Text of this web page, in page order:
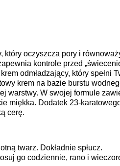
który oczyszcza pory i
kontrole przed
odmładzający, który spełni
krem na bazie burstu
warstwy. W swojej formule
miękka. Dodatek 23-
cerę.
twarz. Dokładnie spłucz.
go codziennie, rano i